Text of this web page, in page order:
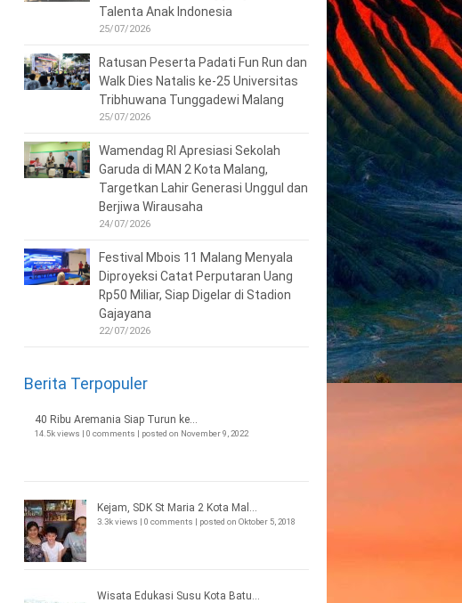
Talenta Anak Indonesia
25/07/2026
Ratusan Peserta Padati Fun Run dan
Walk Dies Natalis ke-25 Universitas
Tribhuwana Tunggadewi Malang
25/07/2026
Wamendag RI Apresiasi Sekolah
Garuda di MAN 2 Kota Malang,
Targetkan Lahir Generasi Unggul dan
Berjiwa Wirausaha
24/07/2026
Festival Mbois 11 Malang Menyala
Diproyeksi Catat Perputaran Uang
Rp50 Miliar, Siap Digelar di Stadion
Gajayana
22/07/2026
Berita Terpopuler
40 Ribu Aremania Siap Turun ke...
14.5k views | 0 comments | posted on November 9, 2022
Kejam, SDK St Maria 2 Kota Mal...
3.3k views | 0 comments | posted on Oktober 5, 2018
Wisata Edukasi Susu Kota Batu...